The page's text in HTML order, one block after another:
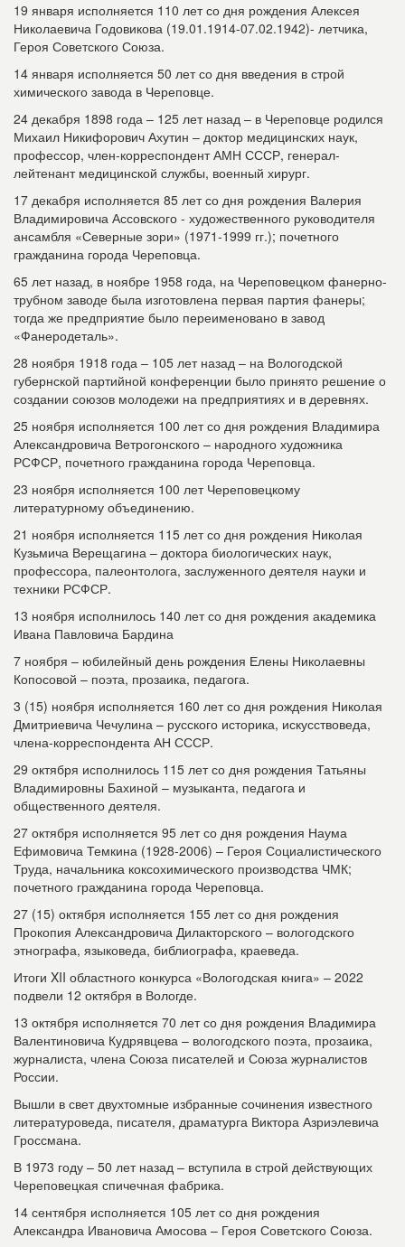
19 января исполняется 110 лет со дня рождения Алексея
Николаевича Годовикова (19.01.1914-07.02.1942)- летчика,
Героя Советского Союза.
14 января исполняется 50 лет со дня введения в строй
химического завода в Череповце.
24 декабря 1898 года – 125 лет назад – в Череповце родился
Михаил Никифорович Ахутин – доктор медицинских наук,
профессор, член-корреспондент АМН СССР, генерал-
лейтенант медицинской службы, военный хирург.
17 декабря исполняется 85 лет со дня рождения Валерия
Владимировича Ассовского - художественного руководителя
ансамбля «Северные зори» (1971-1999 гг.); почетного
гражданина города Череповца.
65 лет назад, в ноябре 1958 года, на Череповецком фанерно-
трубном заводе была изготовлена первая партия фанеры;
тогда же предприятие было переименовано в завод
«Фанеродеталь».
28 ноября 1918 года – 105 лет назад – на Вологодской
губернской партийной конференции было принято решение о
создании союзов молодежи на предприятиях и в деревнях.
25 ноября исполняется 100 лет со дня рождения Владимира
Александровича Ветрогонского – народного художника
РСФСР, почетного гражданина города Череповца.
23 ноября исполняется 100 лет Череповецкому
литературному объединению.
21 ноября исполняется 115 лет со дня рождения Николая
Кузьмича Верещагина – доктора биологических наук,
профессора, палеонтолога, заслуженного деятеля науки и
техники РСФСР.
13 ноября исполнилось 140 лет со дня рождения академика
Ивана Павловича Бардина
7 ноября – юбилейный день рождения Елены Николаевны
Копосовой – поэта, прозаика, педагога.
3 (15) ноября исполняется 160 лет со дня рождения Николая
Дмитриевича Чечулина – русского историка, искусствоведа,
члена-корреспондента АН СССР.
29 октября исполнилось 115 лет со дня рождения Татьяны
Владимировны Бахиной – музыканта, педагога и
общественного деятеля.
27 октября исполняется 95 лет со дня рождения Наума
Ефимовича Темкина (1928-2006) – Героя Социалистического
Труда, начальника коксохимического производства ЧМК;
почетного гражданина города Череповца.
27 (15) октября исполняется 155 лет со дня рождения
Прокопия Александровича Дилакторского – вологодского
этнографа, языковеда, библиографа, краеведа.
Итоги XII областного конкурса «Вологодская книга» – 2022
подвели 12 октября в Вологде.
13 октября исполняется 70 лет со дня рождения Владимира
Валентиновича Кудрявцева – вологодского поэта, прозаика,
журналиста, члена Союза писателей и Союза журналистов
России.
Вышли в свет двухтомные избранные сочинения известного
литературоведа, писателя, драматурга Виктора Азриэлевича
Гроссмана.
В 1973 году – 50 лет назад – вступила в строй действующих
Череповецкая спичечная фабрика.
14 сентября исполняется 105 лет со дня рождения
Александра Ивановича Амосова – Героя Советского Союза.